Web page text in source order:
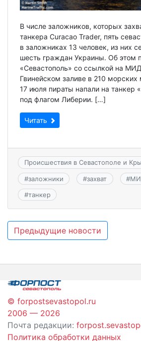
В числе заложников, которых
танкера Curacao Trader, пять
в заложниках 13 человек, из них
шесть граждан Украины. Об этом
«Севастополь» со ссылкой на
Гвинейском заливе в 210 морских
17 июля пираты напали на танкер
под флагом Либерии. […]
Читать
Происшествия в Севастополе и
#заложники #захват #
#танкер
Навигация
записям
Предыдущие новости
© forpostsevastopol.ru
2006 — 2026
Почта редакции:
Политика обработки данных